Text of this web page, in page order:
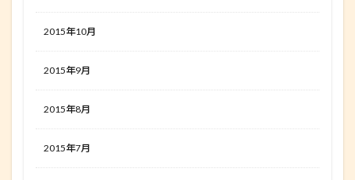
2015年10月
2015年9月
2015年8月
2015年7月